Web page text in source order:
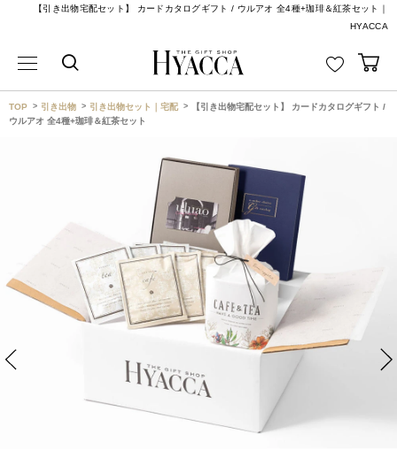
【引き出物宅配セット】 カードカタログギフト / ウルアオ 全4種+珈琲＆紅茶セット｜
HYACCA
TOP 引き出物 引き出物セット｜宅配
【引き出物宅配セット】 カードカタログギフト /
ウルアオ 全4種+珈琲＆紅茶セット